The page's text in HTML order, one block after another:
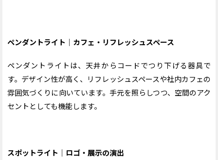
ペンダントライト｜カフェ・リフレッシュスペース
ペンダントライトは、天井からコードでつり下げる器具で
す。デザイン性が高く、リフレッシュスペースや社内カフェの
雰囲気づくりに向いています。手元を照らしつつ、空間のアク
セントとしても機能します。
スポットライト｜ロゴ・展示の演出